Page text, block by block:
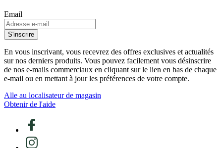
Email
S'inscrire
En vous inscrivant, vous recevrez des offres exclusives et actualités
sur nos derniers produits. Vous pouvez facilement vous désinscrire
de nos e-mails commerciaux en cliquant sur le lien en bas de chaque
e-mail ou en mettant à jour les préférences de votre compte.
Alle au localisateur de magasin
Obtenir de l'aide